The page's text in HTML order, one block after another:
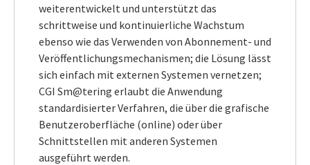
weiterentwickelt und unterstützt das
schrittweise und kontinuierliche Wachstum
ebenso wie das Verwenden von Abonnement- und
Veröffentlichungsmechanismen; die Lösung lässt
sich einfach mit externen Systemen vernetzen;
CGI Sm@tering erlaubt die Anwendung
standardisierter Verfahren, die über die grafische
Benutzeroberfläche (online) oder über
Schnittstellen mit anderen Systemen
ausgeführt werden.